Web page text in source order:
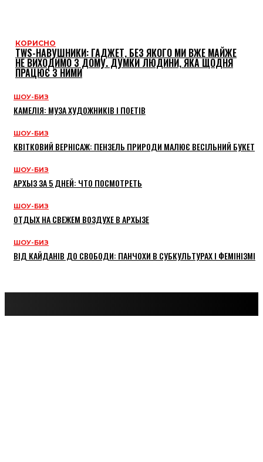
КОРИСНО
TWS-НАВУШНИКИ: ГАДЖЕТ, БЕЗ ЯКОГО МИ ВЖЕ МАЙЖЕ
НЕ ВИХОДИМО З ДОМУ. ДУМКИ ЛЮДИНИ, ЯКА ЩОДНЯ
ПРАЦЮЄ З НИМИ
ШОУ-БИЗ
КАМЕЛІЯ: МУЗА ХУДОЖНИКІВ І ПОЕТІВ
ШОУ-БИЗ
КВІТКОВИЙ ВЕРНІСАЖ: ПЕНЗЕЛЬ ПРИРОДИ МАЛЮЄ ВЕСІЛЬНИЙ БУКЕТ
ШОУ-БИЗ
АРХЫЗ ЗА 5 ДНЕЙ: ЧТО ПОСМОТРЕТЬ
ШОУ-БИЗ
ОТДЫХ НА СВЕЖЕМ ВОЗДУХЕ В АРХЫЗЕ
ШОУ-БИЗ
ВІД КАЙДАНІВ ДО СВОБОДИ: ПАНЧОХИ В СУБКУЛЬТУРАХ І ФЕМІНІЗМІ